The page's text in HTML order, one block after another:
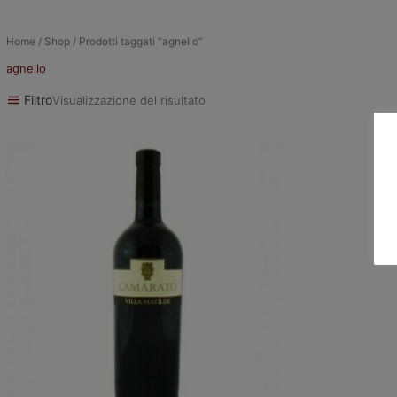
Home / Shop / Prodotti taggati “agnello”
agnello
FiltroVisualizzazione del risultato